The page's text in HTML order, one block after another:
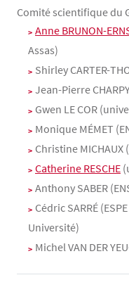
Comité scientifique du
Contenu
TexteAnne BRUNON-
Assas)
Shirley CARTER-
Jean-Pierre
Gwen LE COR
Monique MÉMET
Christine
Catherine RESCHE
Anthony SABER
Cédric SARRÉ
Université)
Michel VAN DER